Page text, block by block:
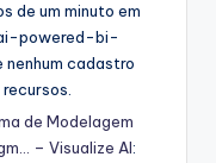
de um minuto em
powered-bi-
nenhum cadastro
de Modelagem
– Visualize AI: